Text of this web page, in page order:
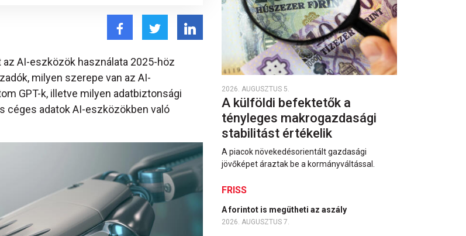
AI-eszközök használata 2025-höz
milyen szerepe van az AI-
GPT-k, illetve milyen adatbiztonsági
céges adatok AI-eszközökben való
2026. AUGUSZTUS 5.
A külföldi befektetők a
tényleges makrogazdasági
stabilitást értékelik
A piacok növekedésorientált gazdasági
jövőképet áraztak be a kormányváltással.
FRISS
A forintot is megütheti az aszály
2026. AUGUSZTUS 7.